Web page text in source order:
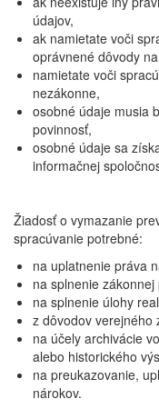
údajov,
ak namietate voči
oprávnené dôvody
namietate voči
nezákonne,
osobné údaje musia
povinnosť,
osobné údaje sa
informačnej
Žiadosť o vymazanie
spracúvanie potrebné:
na uplatnenie práva
na splnenie zákonnej
na splnenie úlohy
z dôvodov verejného
na účely archivácie
alebo historického
na preukazovanie,
nárokov.